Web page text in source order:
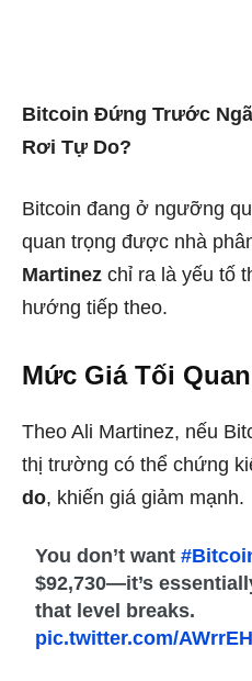
Bitcoin Đứng Trước
Rơi Tự Do?
Bitcoin đang ở ngưỡng
quan trọng được nhà
Martinez chỉ ra là yếu tố
hướng tiếp theo.
Mức Giá Tối
Theo Ali Martinez, nếu
thị trường có thể chứng
do, khiến giá giảm mạnh.
You don’t want
$92,730—it’s
that level breaks.
pic.twitter.com/